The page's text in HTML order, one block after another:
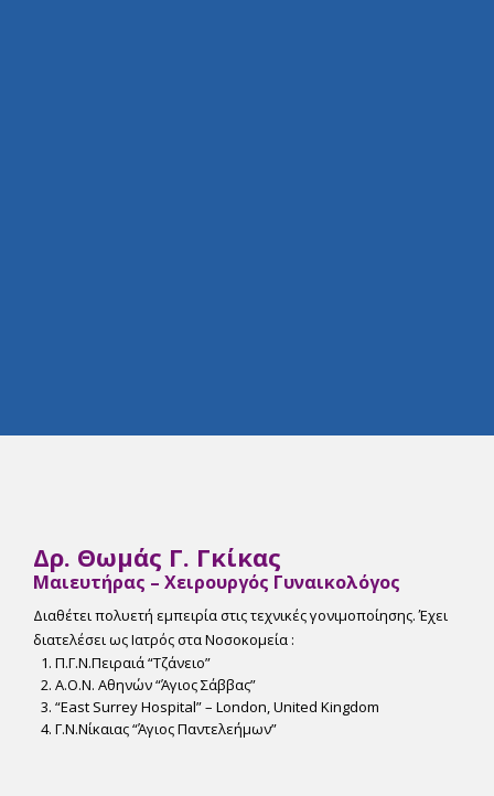
Δρ. Θωμάς Γ. Γκίκας
Μαιευτήρας – Χειρουργός Γυναικολόγος
Διαθέτει πολυετή εμπειρία στις τεχνικές γονιμοποίησης. Έχει
διατελέσει ως Ιατρός στα Νοσοκομεία :
Π.Γ.Ν.Πειραιά “Tζάνειο”
Α.Ο.Ν. Αθηνών “Άγιος Σάββας”
“East Surrey Hospital” – London, United Kingdom
Γ.Ν.Νίκαιας “Άγιος Παντελεήμων”